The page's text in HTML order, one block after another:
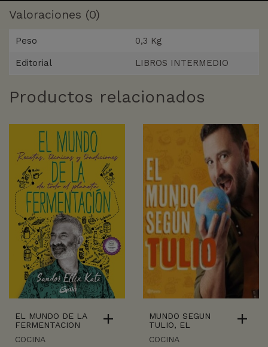
Valoraciones (0)
Peso 0,3 Kg
Editorial LIBROS INTERMEDIO
Productos relacionados
EL MUNDO DE LA
FERMENTACION
COCINA
MUNDO SEGUN
TULIO, EL
COCINA